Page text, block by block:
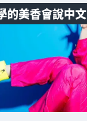
的美香會說中文